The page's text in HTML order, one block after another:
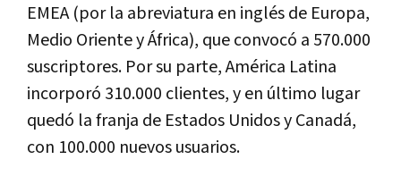
EMEA (por la abreviatura en inglés de Europa,
Medio Oriente y África), que convocó a 570.000
suscriptores. Por su parte, América Latina
incorporó 310.000 clientes, y en último lugar
quedó la franja de Estados Unidos y Canadá,
con 100.000 nuevos usuarios.